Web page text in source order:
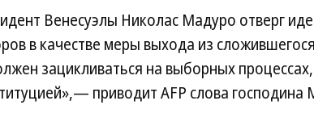
Венесуэлы Николас Мадуро отверг
в качестве меры выхода из
зацикливаться на выборных
приводит AFP слова господина